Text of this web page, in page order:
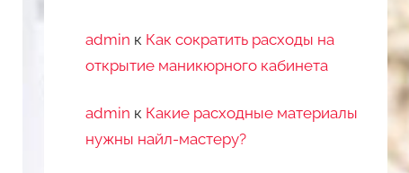
admin к Как сократить расходы на
открытие маникюрного кабинета
admin к Какие расходные материалы
нужны найл-мастеру?